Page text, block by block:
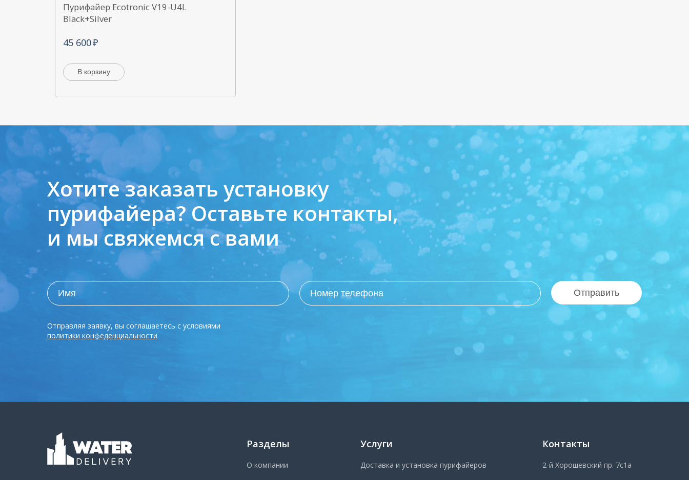
Пурифайер Ecotronic V19-U4L
Black+Silver
45 600
В корзину
Хотите заказать установку
пурифайера?Оставьте контакты,
и мы свяжемся с вами
Отправить
Отправляя заявку, вы соглашаетесь с условиями
политики конфеденциальности
Разделы
О компании
Услуги
Доставка и установка пурифайеров
Контакты
2-й Хорошевский пр. 7с1а